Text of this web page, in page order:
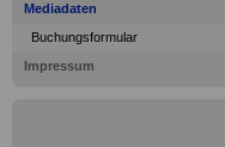
Mediadaten
Buchungsformular
Impressum